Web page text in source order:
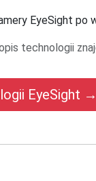
EyeSight po
technologii
EyeSight →